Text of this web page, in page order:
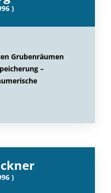
)
Grubenräumen
–
)